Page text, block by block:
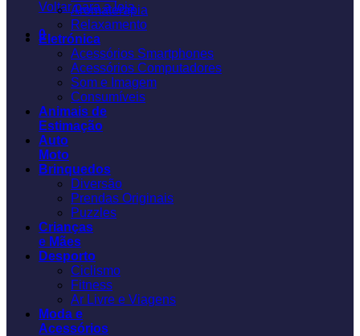
Voltar para a loja
0
Aromaterapia
Relaxamento
Eletrónica
Acessórios Smartphones
Acessórios Computadores
Som e Imagem
Consumíveis
Animais de
Estimação
Auto
Moto
Brinquedos
Diversão
Prendas Originais
Puzzles
Crianças
e Mães
Desporto
Ciclismo
Fitness
Ar Livre e Viagens
Moda e
Acessórios